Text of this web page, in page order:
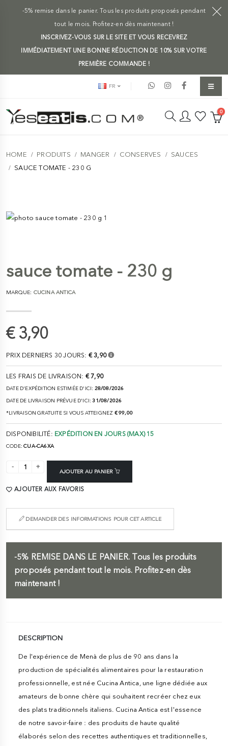
-5% remise dans le panier. Tous les produits proposés pendant
tout le mois. Profitez-en dès maintenant !
INSCRIVEZ-VOUS SUR LE SITE ET VOUS RECEVREZ
IMMÉDIATEMENT UNE BONNE RÉDUCTION DE 10% SUR VOTRE
PREMIÈRE COMMANDE !
FR
0
HOME PRODUITS MANGER CONSERVES
SAUCES
SAUCE TOMATE - 230 G
sauce tomate - 230 g
MARQUE: CUCINA ANTICA
€ 3,90
PRIX DERNIERS 30 JOURS: € 3,90
LES FRAIS DE LIVRAISON: € 7,90
DATE D'EXPÉDITION ESTIMÉE D'ICI: 28/08/2026
DATE DE LIVRAISON PRÉVUE D'ICI:31/08/2026
*LIVRAISON GRATUITE SI VOUS ATTEIGNEZ € 99,00
DISPONIBILITÉ: EXPÉDITION EN JOURS (MAX) 15
CODE:CUA-CA6XA
AJOUTER AU PANIER
AJOUTER AUX FAVORIS
DEMANDER DES INFORMATIONS POUR CET ARTICLE
-5% REMISE DANS LE PANIER. Tous les produits
proposés pendant tout le mois. Profitez-en dès
maintenant !
DESCRIPTION
De l'expérience de Menà de plus de 90 ans dans la
production de spécialités alimentaires pour la restauration
professionnelle, est née Cucina Antica, une ligne dédiée aux
amateurs de bonne chère qui souhaitent recréer chez eux
des plats traditionnels italiens. Cucina Antica est l'essence
de notre savoir-faire : des produits de haute qualité
élaborés selon des recettes authentiques et traditionnelles,